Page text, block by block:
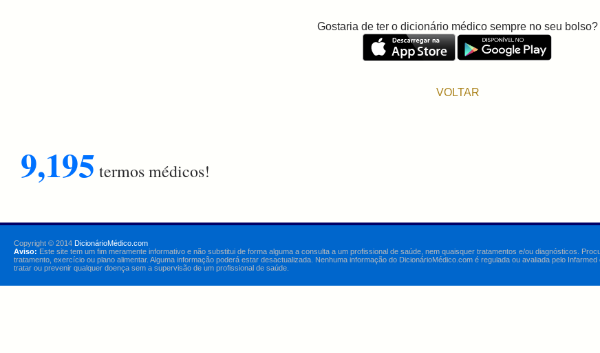
Gostaria de ter o dicionário médico sempre no seu bolso?
VOLTAR
9,195 termos médicos!
Copyright © 2014 DicionárioMédico.com
Aviso: Este site tem um fim meramente informativo e não substitui de forma alguma a consulta a um profissional de saúde, nem quaisquer tratamentos e/ou diagnósticos.
tratamento, exercício ou plano alimentar. Alguma informação poderá estar desactualizada. Nenhuma informação do DicionárioMédico.com é regulada ou avaliada pelo
tratar ou prevenir qualquer doença sem a supervisão de um profissional de saúde.